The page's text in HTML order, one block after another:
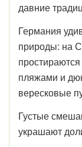
давние
Германия
природы: на
пляжами и
вересковые
Густые
украшают